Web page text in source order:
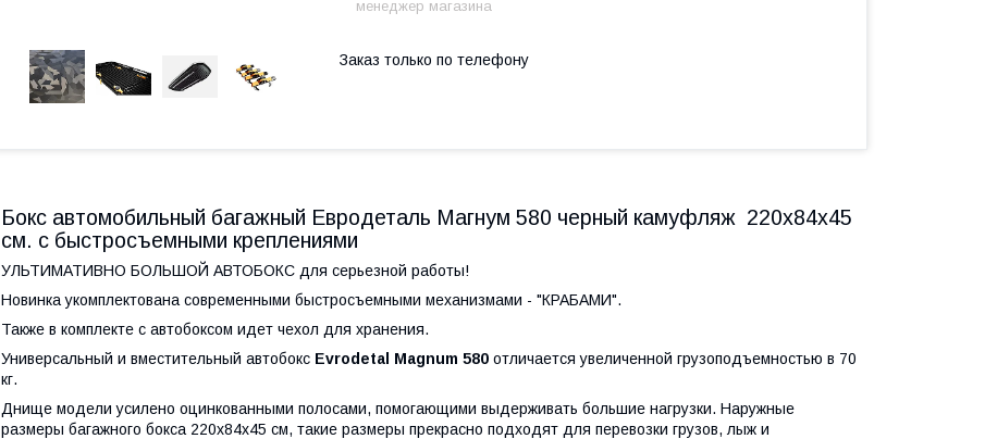
менеджер магазина
Заказ только по телефону
Бокс автомобильный багажный Евродеталь Магнум 580 черный камуфляж 220х84х45
см. с быстросъемными креплениями
УЛЬТИМАТИВНО БОЛЬШОЙ АВТОБОКС для серьезной работы!
Новинка укомплектована современными быстросъемными механизмами - "КРАБАМИ".
Также в комплекте с автобоксом идет чехол для хранения.
Универсальный и вместительный автобокс Evrodetal Magnum 580 отличается увеличенной грузоподъемностью в 70
кг.
Днище модели усилено оцинкованными полосами, помогающими выдерживать большие нагрузки. Наружные
размеры багажного бокса 220х84х45 см, такие размеры прекрасно подходят для перевозки грузов, лыж и